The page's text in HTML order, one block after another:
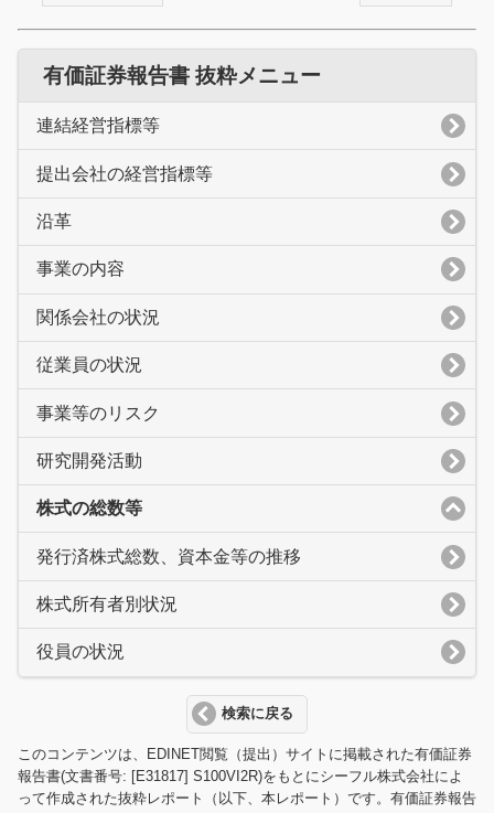
有価証券報告書 抜粋メニュー
連結経営指標等
提出会社の経営指標等
沿革
事業の内容
関係会社の状況
従業員の状況
事業等のリスク
研究開発活動
株式の総数等
発行済株式総数、資本金等の推移
株式所有者別状況
役員の状況
検索に戻る
このコンテンツは、EDINET閲覧（提出）サイトに掲載された有価証券
報告書(文書番号: [E31817] S100VI2R)をもとにシーフル株式会社によ
って作成された抜粋レポート（以下、本レポート）です。有価証券報告